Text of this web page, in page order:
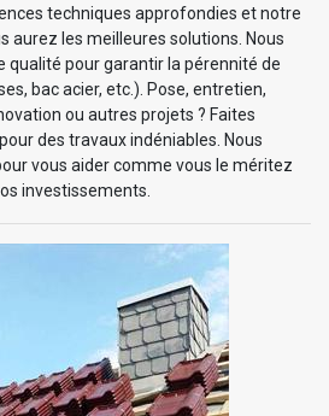
techniques approfondies et notre
aurez les meilleures solutions. Nous
qualité pour garantir la pérennité de
bac acier, etc.). Pose, entretien,
ou autres projets ? Faites
des travaux indéniables. Nous
vous aider comme vous le méritez
investissements.